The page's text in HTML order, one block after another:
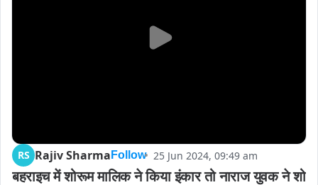
RS Rajiv Sharma Follow 25 Jun 2024, 09:49 am
बहराइच में शोरूम मालिक ने किया इंकार तो नाराज युवक ने शो